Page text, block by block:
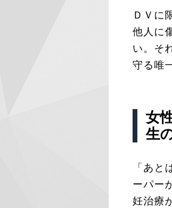
ＤＶに
他人に
い。そ
守る唯
女
生
「あ
ーパー
妊治療